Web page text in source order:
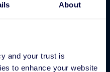
About
and your trust is
to enhance your website